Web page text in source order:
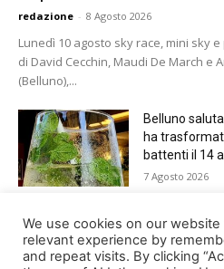
redazione - 8 Agosto 2026
Lunedì 10 agosto sky race, mini sky
di David Cecchin, Maudi De March e
(Belluno),...
Belluno saluta
ha
battenti il 14
7 Agosto 2026
Giro del Lago
7 Agosto 2026
We use cookies on our
relevant experience by
and repeat visits. By clicking